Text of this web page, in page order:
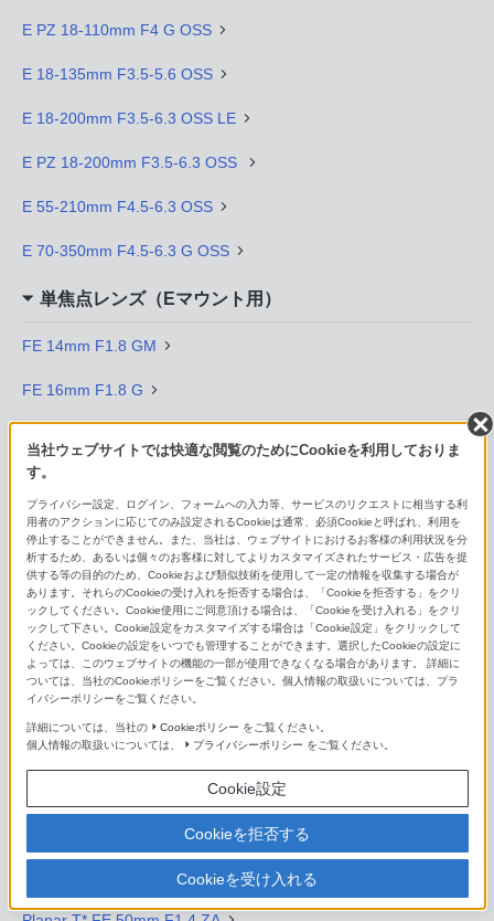
E PZ 18-110mm F4 G OSS
E 18-135mm F3.5-5.6 OSS
E 18-200mm F3.5-6.3 OSS LE
E PZ 18-200mm F3.5-6.3 OSS
E 55-210mm F4.5-6.3 OSS
E 70-350mm F4.5-6.3 G OSS
単焦点レンズ（Eマウント用）
FE 14mm F1.8 GM
FE 16mm F1.8 G
FE 24mm F1.4 GM
FE 24mm F2.8 G
FE 28mm F2
FE 35mm F1.4 GM
Distagon T* FE 35mm F1.4 ZA
FE 35mm F1.8
Sonnar T* FE 35mm F2.8 ZA
当社ウェブサイトでは快適な閲覧のためにCookieを利用しておりま
す。
プライバシー設定、ログイン、フォームへの入力等、サービスのリクエストに相当する利
用者のアクションに応じてのみ設定されるCookieは通常、必須Cookieと呼ばれ、利用を
停止することができません。また、当社は、ウェブサイトにおけるお客様の利用状況を分
析するため、あるいは個々のお客様に対してよりカスタマイズされたサービス・広告を提
供する等の目的のため、Cookieおよび類似技術を使用して一定の情報を収集する場合が
あります。それらのCookieの受け入れを拒否する場合は、「Cookieを拒否する」をクリ
ックしてください。Cookie使用にご同意頂ける場合は、「Cookieを受け入れる」をクリ
ックして下さい。Cookie設定をカスタマイズする場合は「Cookie設定」をクリックして
ください。Cookieの設定をいつでも管理することができます。選択したCookieの設定に
よっては、このウェブサイトの機能の一部が使用できなくなる場合があります。 詳細に
ついては、当社のCookieポリシーをご覧ください。個人情報の取扱いについては、プラ
イバシーポリシーをご覧ください。
詳細については、当社の Cookieポリシー をご覧ください。
個人情報の取扱いについては、
プライバシーポリシー をご覧ください。
Cookie設定
Cookieを拒否する
Cookieを受け入れる